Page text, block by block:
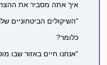
איך אתה מסביר את
"השיקולים הביטחוניים
כלומר?
"אנחנו חיים באזור שבו